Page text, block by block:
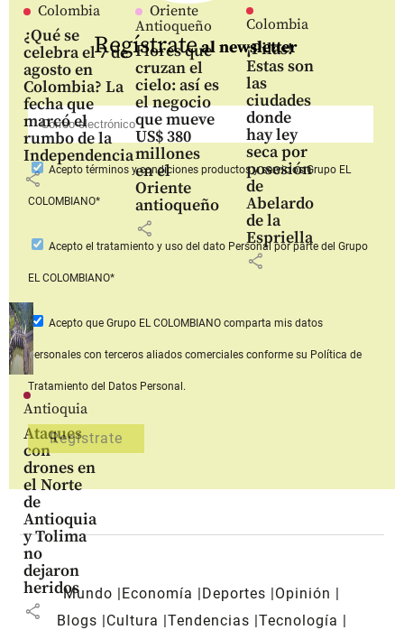
Colombia
¿Qué se
celebra el 7 de
agosto en
Colombia? La
fecha que
marcó el
rumbo de la
Independencia
share
Oriente
Antioqueño
Flores que
cruzan el
cielo: así es
el negocio
que mueve
US$ 380
millones
en el
Oriente
antioqueño
share
Colombia
¡Pilas!
Estas son
las
ciudades
donde
hay ley
seca por
posesión
de
Abelardo
de la
Espriella
share
Antioquia
Ataques
con
drones en
el Norte
de
Antioquia
y Tolima
no
dejaron
heridos
share
Regístrateal newsletter
Aceptotérminos y condiciones productos y serviciosGrupo EL
COLOMBIANO*
Acepto el tratamiento y uso del dato Personalpor parte del Grupo
EL COLOMBIANO*
Acepto que Grupo EL COLOMBIANOcomparta mis datos
personales con terceros aliados comerciales conforme su Política de
Tratamiento del Datos Personal.
Mundo Economía Deportes
Opinión
Blogs
Cultura Tendencias Tecnología